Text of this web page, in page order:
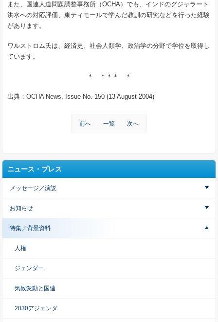
また、国連人道問題調整事務所（OCHA）でも、インドのグジャラート
洪水への対応評価、東ティモールで学んだ教訓の研究などを行った経験
があります。
ワルストロム氏は、経済史、社会人類学、政治学の分野で学位を取得し
ています。
＊ ＊＊＊ ＊
出典：OCHA News, Issue No. 150 (13 August 2004)
前へ 一覧 次へ
ニュース・プレス
メッセージ／演説
お知らせ
特集／背景資料
人権
ジェンダー
気候変動と国連
2030アジェンダ